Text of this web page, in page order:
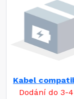
Kabel
Dodání do 3-